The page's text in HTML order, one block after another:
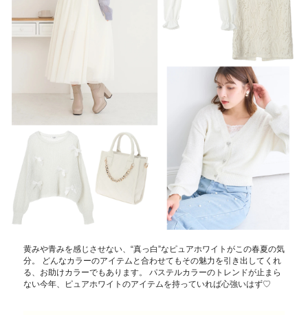
黄みや青みを感じさせない、“真っ白”なピュアホワイトがこの春夏の気
分。 どんなカラーのアイテムと合わせてもその魅力を引き出してくれ
る、お助けカラーでもあります。 パステルカラーのトレンドが止まら
ない今年、ピュアホワイトのアイテムを持っていれば心強いはず♡